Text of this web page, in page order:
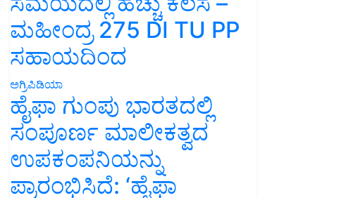
ಮಹೀಂದ್ರ 275 DI TU PP
ಸಹಾಯದಿಂದ
ಅಗ್ರಿಪಿಡಿಯಾ
ಹೈಫಾ ಗುಂಪು ಭಾರತದಲ್ಲಿ
ಸಂಪೂರ್ಣ ಮಾಲೀಕತ್ವದ
ಉಪಕಂಪನಿಯನ್ನು
ಪ್ರಾರಂಭಿಸಿದೆ: ‘ಹೈಫಾ